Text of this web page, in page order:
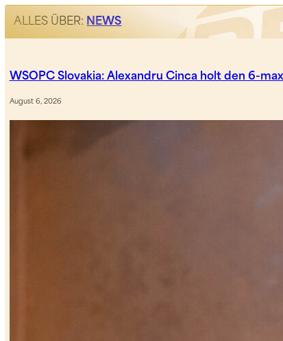
ALLES ÜBER: NEWS
WSOPC Slovakia: Alexandru Cinca holt den 6-
August 6, 2026